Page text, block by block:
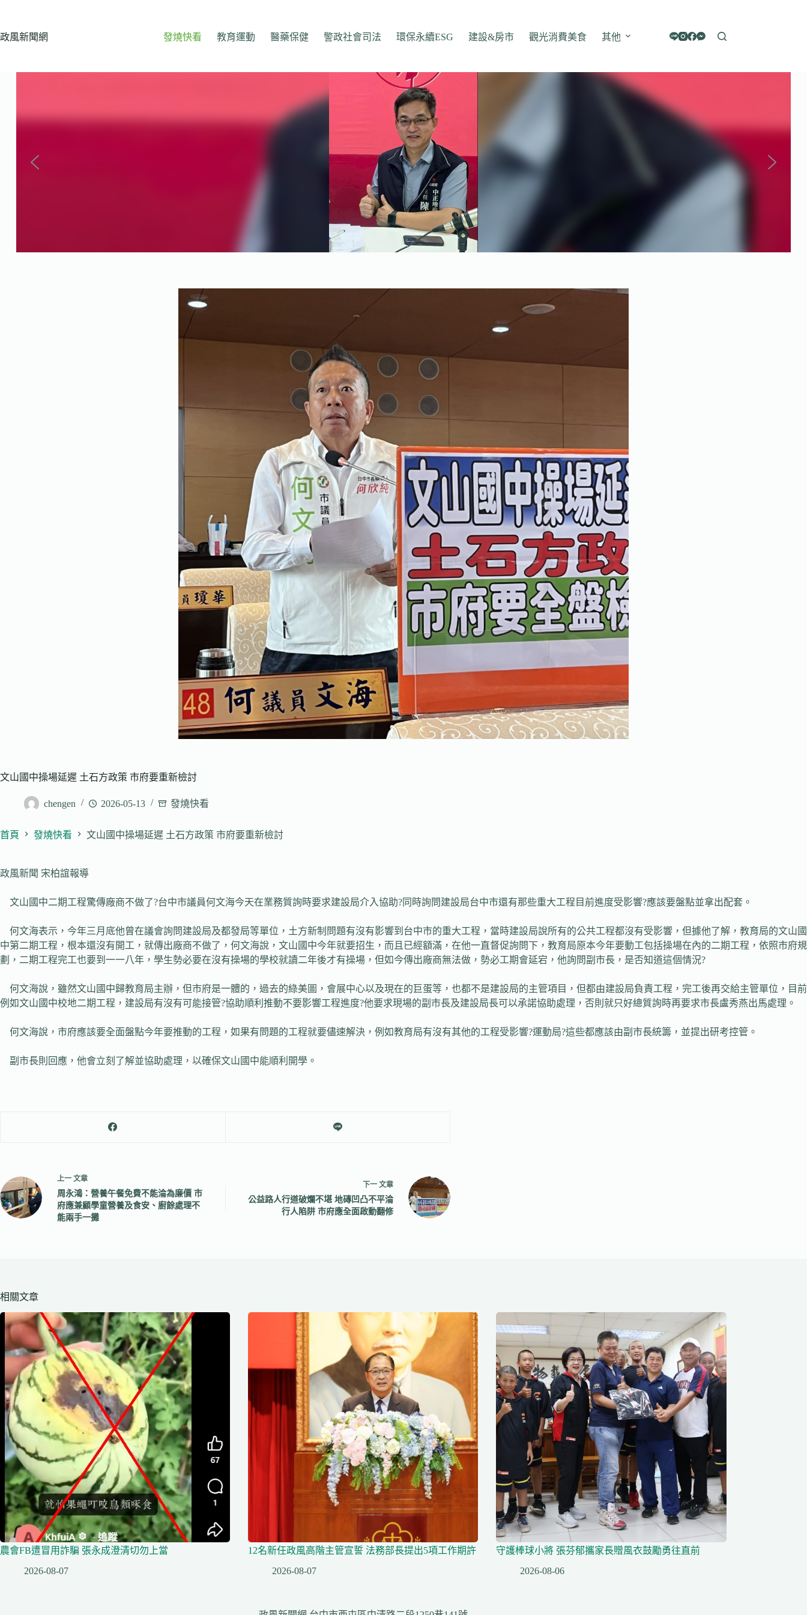
主
政風新聞網 發燒快看 教育運動 醫藥保健 警政社會司法 環保永續ESG 建設&房市 觀光消費美食 其他
文山國中操場延遲 土石方政策 市府要重新檢討
chengen 2026-05-13 發燒快看
首頁 發燒快看 文山國中操場延遲 土石方政策 市府要重新檢討
政風新聞 宋柏誼報導
文山國中二期工程驚傳廠商不做了?台中市議員何文海今天在業務質詢時要求建設局介入協助?同時詢問建設局台中市還有那些重大工程目前進度受影響?應該要盤點並拿出配套。
何文海表示，今年三月底他曾在議會詢問建設局及都發局等單位，土方新制問題有沒有影響到台中市的重大工程，當時建設局說所有的公共工程都沒有受影響，但據他了解，教育局的文山國
中第二期工程，根本還沒有開工，就傳出廠商不做了，何文海說，文山國中今年就要招生，而且已經額滿，在他一直督促詢問下，教育局原本今年要動工包括操場在內的二期工程，依照市府規
劃，二期工程完工也要到一一八年，學生勢必要在沒有操場的學校就讀二年後才有操場，但如今傳出廠商無法做，勢必工期會延宕，他詢問副市長，是否知道這個情況?
何文海說，雖然文山國中歸教育局主辦，但市府是一體的，過去的綠美圖，會展中心以及現在的巨蛋等，也都不是建設局的主管項目，但都由建設局負責工程，完工後再交給主管單位，目前
例如文山國中校地二期工程，建設局有沒有可能接管?協助順利推動不要影響工程進度?他要求現場的副市長及建設局長可以承諾協助處理，否則就只好總質詢時再要求市長盧秀燕出馬處理。
何文海說，市府應該要全面盤點今年要推動的工程，如果有問題的工程就要儘速解決，例如教育局有沒有其他的工程受影響?運動局?這些都應該由副市長統籌，並提出研考控管。
副市長則回應，他會立刻了解並協助處理，以確保文山國中能順利開學。
上一 文章
周永鴻：營養午餐免費不能淪為廉價 市
府應兼顧學童營養及食安、廚餘處理不
能兩手一攤
下一 文章
公益路人行道破爛不堪 地磚凹凸不平淪
行人陷阱 市府應全面啟動翻修
相關文章
農會FB遭冒用詐騙 張永成澄清切勿上當
2026-08-07
12名新任政風高階主管宣誓 法務部長提出5項工作期許
2026-08-07
守護棒球小將 張芬郁攜家長贈風衣鼓勵勇往直前
2026-08-06